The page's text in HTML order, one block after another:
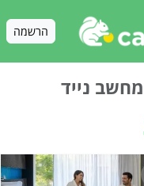
הרשמה
מחשב נייד